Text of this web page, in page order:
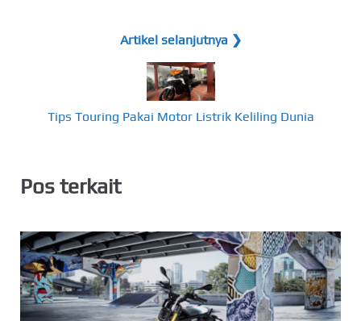
Artikel selanjutnya ❯
Tips Touring Pakai Motor Listrik Keliling Dunia
Pos terkait